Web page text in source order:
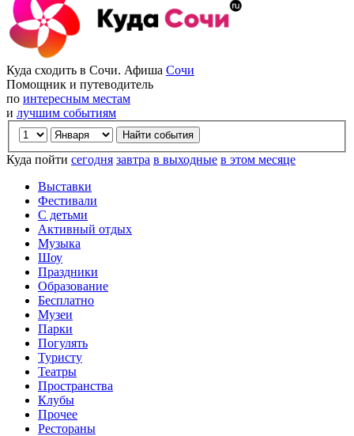
Куда сходить в Сочи. Афиша Сочи
Помощник и путеводитель
по интересным местам
и лучшим событиям
Куда пойти сегодня завтра в выходные в этом месяце
Выставки
Фестивали
С детьми
Активный отдых
Музыка
Шоу
Праздники
Образование
Бесплатно
Музеи
Парки
Погулять
Туристу
Театры
Пространства
Клубы
Прочее
Рестораны